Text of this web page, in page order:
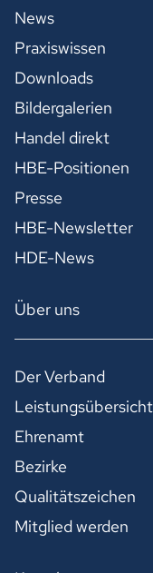
News
Praxiswissen
Downloads
Bildergalerien
Handel direkt
HBE-Positionen
Presse
HBE-Newsletter
HDE-News
Über uns
Der Verband
Leistungsübersicht
Ehrenamt
Bezirke
Qualitätszeichen
Mitglied werden